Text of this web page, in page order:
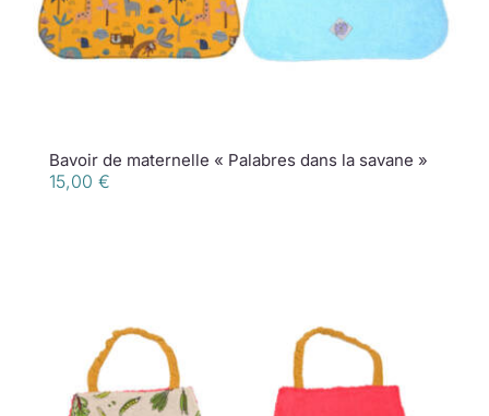
Bavoir de maternelle « Palabres dans la savane »
15,00 €